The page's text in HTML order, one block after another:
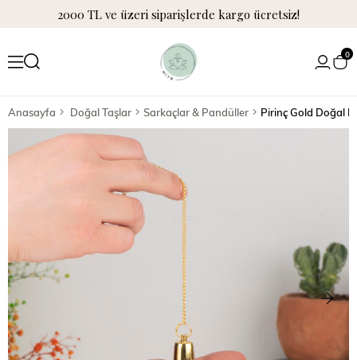
2000 TL ve üzeri siparişlerde kargo ücretsiz!
0
Anasayfa Doğal Taşlar Sarkaçlar & Pandüller Pirinç Gold Doğal